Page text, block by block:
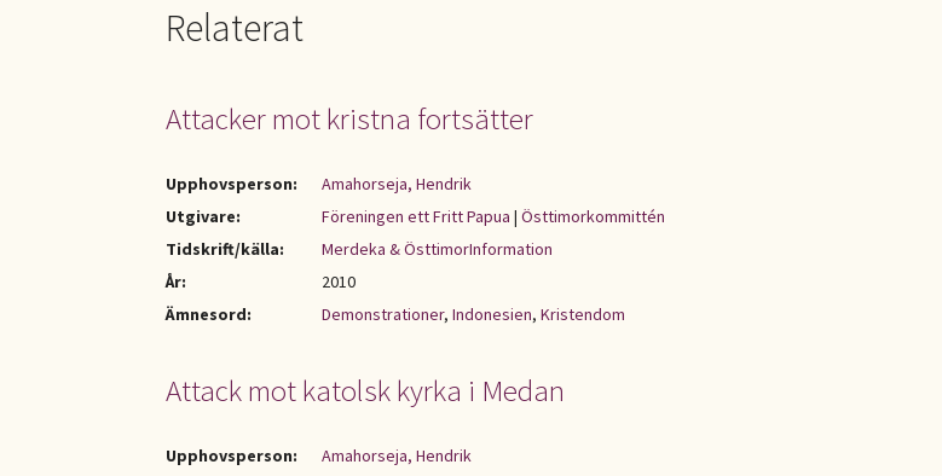
Relaterat
Attacker mot kristna fortsätter
Upphovsperson:
Amahorseja, Hendrik
Utgivare:
Föreningen ett Fritt Papua | Östtimorkommittén
Tidskrift/källa:
Merdeka & ÖsttimorInformation
År:
2010
Ämnesord:
Demonstrationer, Indonesien, Kristendom
Attack mot katolsk kyrka i Medan
Upphovsperson:
Amahorseja, Hendrik